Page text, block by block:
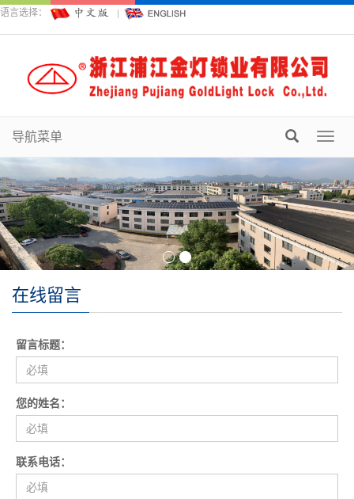
语言选择：
导航菜单
在线留言
留言标题：
您的姓名：
联系电话：